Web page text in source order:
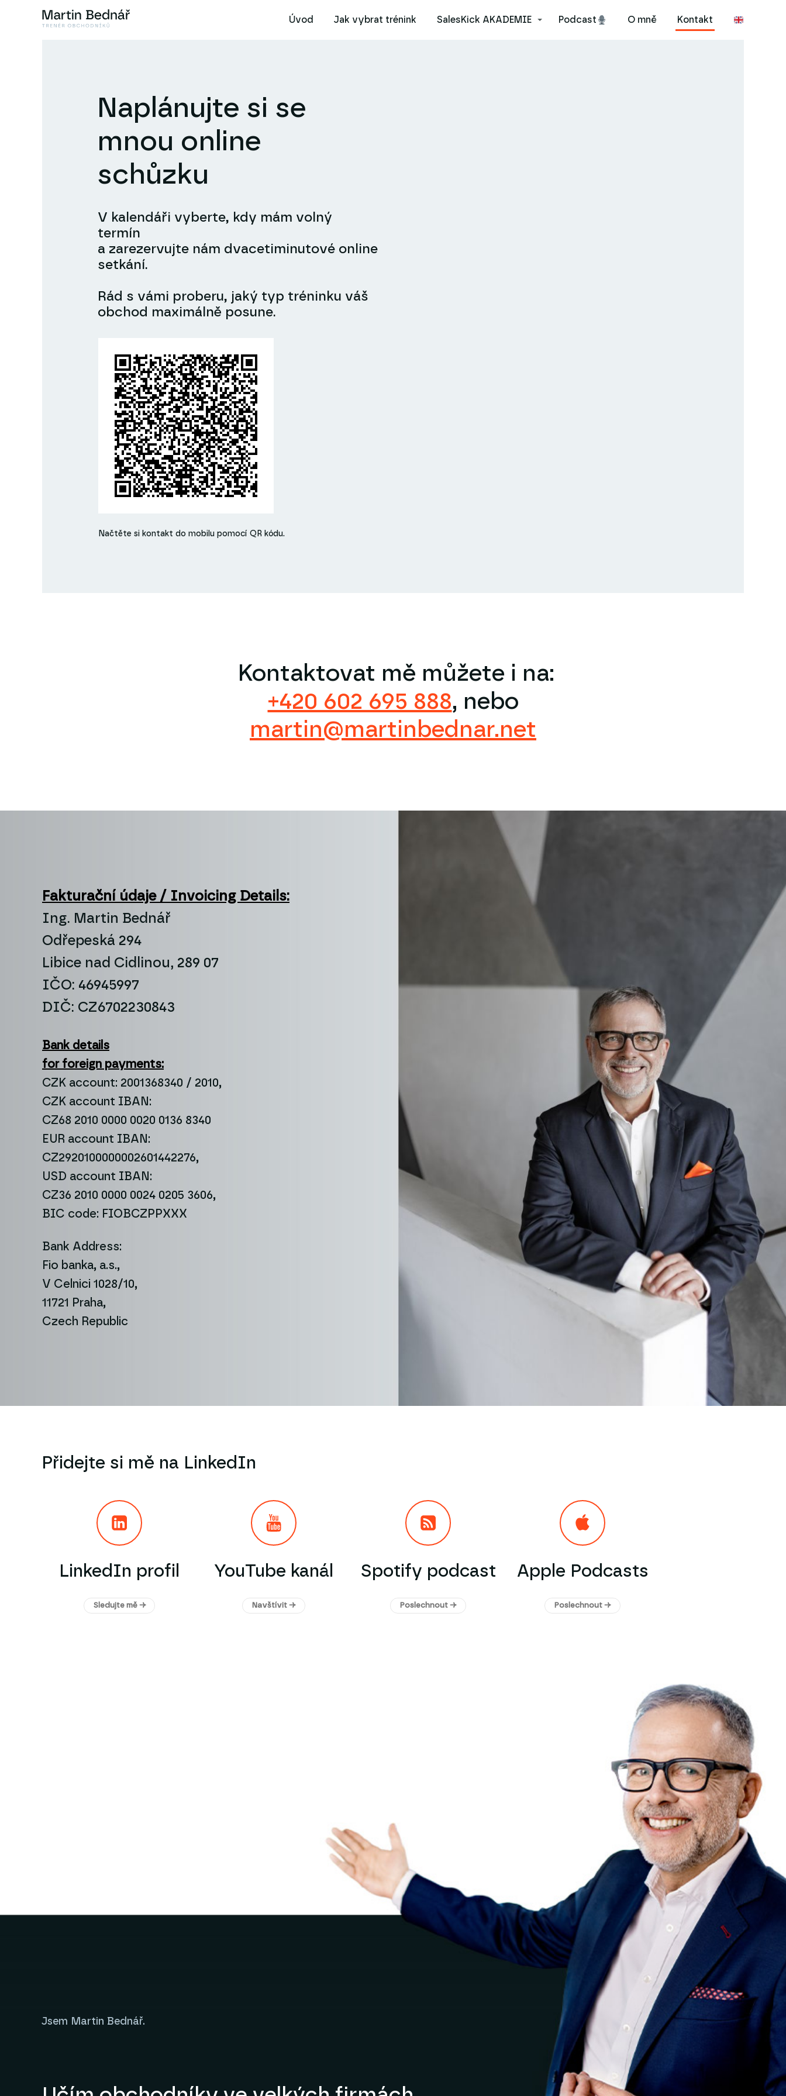
Úvod Jak vybrat trénink SalesKick AKADEMIE Podcast O mně Kontakt
Naplánujte si se
mnou online
schůzku
V kalendáři vyberte, kdy mám volný
termín
a zarezervujte nám dvacetiminutové online
setkání.
Rád s vámi proberu, jaký typ tréninku váš
obchod maximálně posune.
Načtěte si kontakt do mobilu pomocí QR kódu.
Kontaktovat mě můžete i na:
+420 602 695 888, nebo
martin@martinbednar.net
Fakturační údaje / Invoicing Details:
Ing. Martin Bednář
Odřepeská 294
Libice nad Cidlinou, 289 07
IČO: 46945997
DIČ: CZ6702230843
Bank details
for foreign payments:
CZK account: 2001368340 / 2010,
CZK account IBAN:
CZ68 2010 0000 0020 0136 8340
EUR account IBAN:
CZ2920100000002601442276,
USD account IBAN:
CZ36 2010 0000 0024 0205 3606,
BIC code: FIOBCZPPXXX
Bank Address:
Fio banka, a.s.,
V Celnici 1028/10,
11721 Praha,
Czech Republic
Přidejte si mě na LinkedIn
LinkedIn profil
Sledujte mě →
YouTube kanál
Navštívit →
Spotify podcast
Poslechnout →
Apple Podcasts
Poslechnout →
Jsem Martin Bednář.